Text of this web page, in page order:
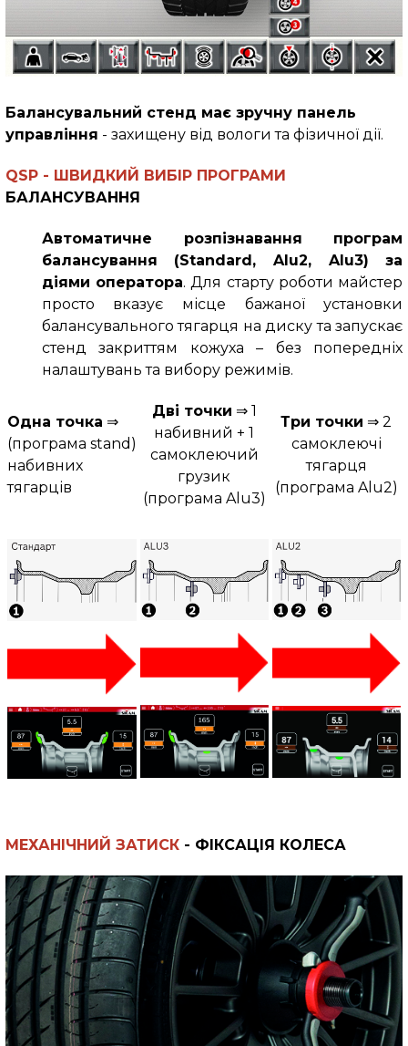
Балансувальний стенд має зручну панель
управління - захищену від вологи та фізичної дії.
QSP - ШВИДКИЙ ВИБІР ПРОГРАМИ
БАЛАНСУВАННЯ
Автоматичне розпізнавання програм
балансування (Standard, Alu2, Alu3) за
діями оператора. Для старту роботи майстер
просто вказує місце бажаної установки
балансувального тягарця на диску та запускає
стенд закриттям кожуха – без попередніх
налаштувань та вибору режимів.
Одна точка ⇒
(програма stand)
набивних
тягарців
Дві точки ⇒ 1
набивний + 1
самоклеючий
грузик
(програма Alu3)
Три точки ⇒ 2
самоклеючі
тягарця
(програма Alu2)
МЕХАНІЧНИЙ ЗАТИСК- ФІКСАЦІЯ КОЛЕСА